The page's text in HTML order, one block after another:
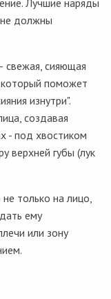
Лучшие наряды
должны
свежая, сияющая
поможет
изнутри".
создавая
- под хвостиком
верхней губы (лук
только на лицо,
ему
или зону